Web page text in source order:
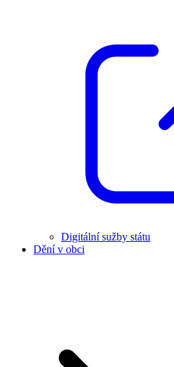
Digitální sužby státu
Dění v obci